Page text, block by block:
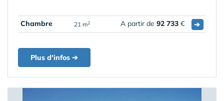
Chambre 21 m2 A partir de 92 733 € ➔
Plus d'infos ➔